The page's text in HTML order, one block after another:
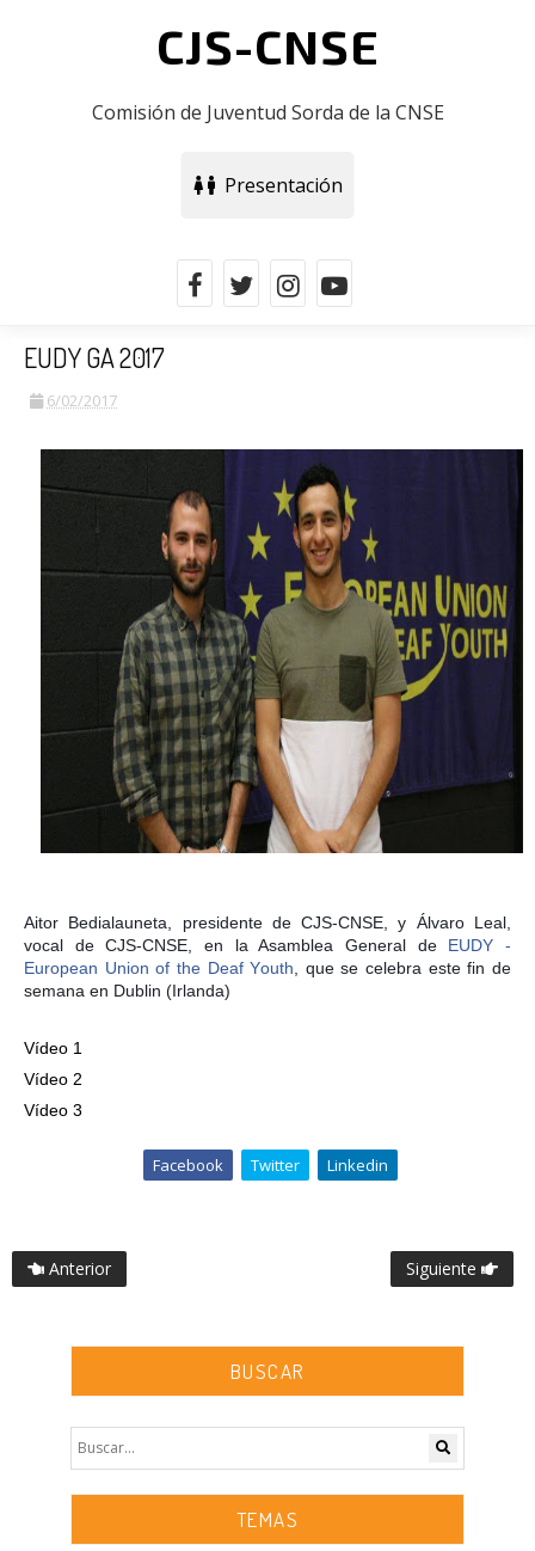
CJS-CNSE
Comisión de Juventud Sorda de la CNSE
Presentación
EUDY GA 2017
6/02/2017
Aitor Bedialauneta, presidente de CJS-CNSE, y Álvaro Leal,
vocal de CJS-CNSE, en la Asamblea General de EUDY -
European Union of the Deaf Youth , que se celebra este fin de
semana en Dublin (Irlanda)
Vídeo 1
Vídeo 2
Vídeo 3
Facebook Twitter Linkedin
Anterior Siguiente
BUSCAR
TEMAS